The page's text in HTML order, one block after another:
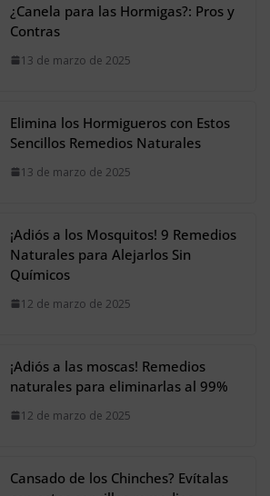
¿Canela para las Hormigas?: Pros y
Contras
13 de marzo de 2025
Elimina los Hormigueros con Estos
Sencillos Remedios Naturales
13 de marzo de 2025
¡Adiós a los Mosquitos! 9 Remedios
Naturales para Alejarlos Sin
Químicos
12 de marzo de 2025
¡Adiós a las moscas! Remedios
naturales para eliminarlas al 99%
12 de marzo de 2025
Cansado de los Chinches? Evítalas